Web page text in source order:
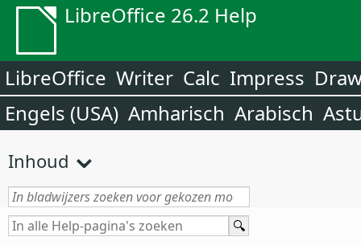
LibreOffice 26.2 Help
LibreOffice Writer Calc Impress
Engels (USA) Amharisch Arabisch
Inhoud